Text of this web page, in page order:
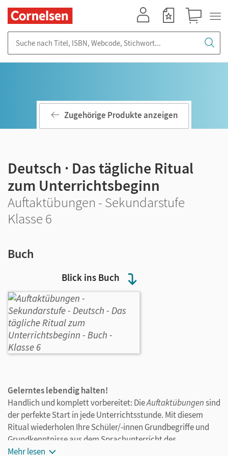
Blick ins Buch
Zugehörige Produkte anzeigen
Deutsch · Das tägliche Ritual
zum Unterrichtsbeginn
Auftaktübungen - Sekundarstufe
Klasse 6
Buch
Gelerntes lebendig halten!
Handlich und komplett vorbereitet: DieAuftaktübungensind
der perfekte Start in jede Unterrichtsstunde. Mit diesem
Ritual wiederholen Ihre Schüler/-innen Grundbegriffe und
Grundkenntnisse aus dem Sprachunterricht des
vorangegangenen Schuljahres. So halten sie die Grundlage
Mehr lesen